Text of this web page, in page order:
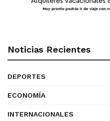
Noticias Recientes
DEPORTES
ECONOMÍA
INTERNACIONALES